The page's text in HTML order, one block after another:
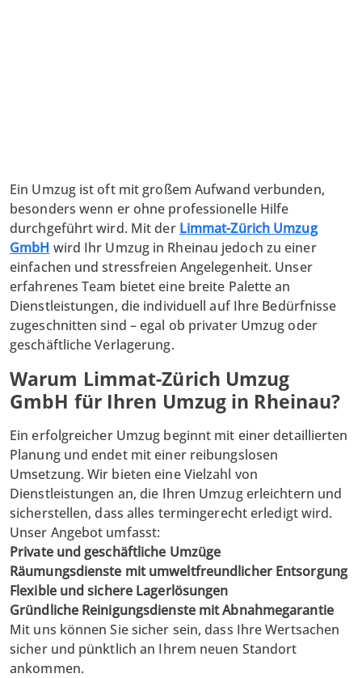
Ein Umzug ist oft mit großem Aufwand verbunden,
besonders wenn er ohne professionelle Hilfe
durchgeführt wird. Mit der Limmat-Zürich Umzug
GmbH wird Ihr Umzug in Rheinau jedoch zu einer
einfachen und stressfreien Angelegenheit. Unser
erfahrenes Team bietet eine breite Palette an
Dienstleistungen, die individuell auf Ihre Bedürfnisse
zugeschnitten sind – egal ob privater Umzug oder
geschäftliche Verlagerung.
Warum Limmat-Zürich Umzug
GmbH für Ihren Umzug in Rheinau?
Ein erfolgreicher Umzug beginnt mit einer detaillierten
Planung und endet mit einer reibungslosen
Umsetzung. Wir bieten eine Vielzahl von
Dienstleistungen an, die Ihren Umzug erleichtern und
sicherstellen, dass alles termingerecht erledigt wird.
Unser Angebot umfasst:
Private und geschäftliche Umzüge
Räumungsdienste mit umweltfreundlicher Entsorgung
Flexible und sichere Lagerlösungen
Gründliche Reinigungsdienste mit Abnahmegarantie
Mit uns können Sie sicher sein, dass Ihre Wertsachen
sicher und pünktlich an Ihrem neuen Standort
ankommen.